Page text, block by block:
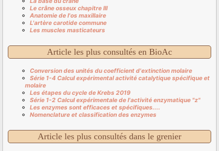
Le crâne osseux chapitre III
Anatomie de l'os maxillaire
L'artère carotide commune
Les muscles masticateurs
Article les plus consultés en BioAc
Conversion des unités du coefficient d'extinction molaire
Série 1-4 Calcul expérimental activité catalytique spécifique et
molaire
Les étapes du cycle de Krebs 2019
Série 1-2 Calcul expérimentale de l'activité enzymatique "z"
Les enzymes sont efficaces et spécifiques....
Nomenclature et classification des enzymes
Article les plus consultés dans le grenier